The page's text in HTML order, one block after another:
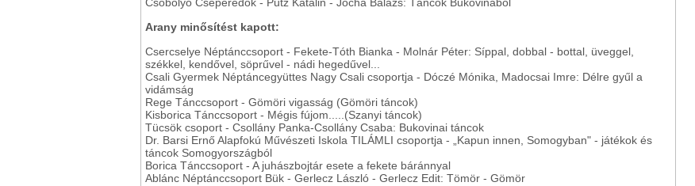
Csobolyó Cseperedők - Putz Katalin - Jocha Balázs: Táncok Bukovinából
Arany minősítést kapott:
Csercselye Néptánccsoport - Fekete-Tóth Bianka - Molnár Péter: Síppal, dobbal - bottal, üveggel,
székkel, kendővel, söprűvel - nádi hegedűvel...
Csali Gyermek Néptáncegyüttes Nagy Csali csoportja - Dóczé Mónika, Madocsai Imre: Délre gyűl a
vidámság
Rege Tánccsoport - Gömöri vigasság (Gömöri táncok)
Kisborica Tánccsoport - Mégis fújom.....(Szanyi táncok)
Tücsök csoport - Csollány Panka-Csollány Csaba: Bukovinai táncok
Dr. Barsi Ernő Alapfokú Művészeti Iskola TILÁMLI csoportja - „Kapun innen, Somogyban" - játékok és
táncok Somogyországból
Borica Tánccsoport - A juhászbojtár esete a fekete báránnyal
Ablánc Néptánccsoport Bük - Gerlecz László - Gerlecz Edit: Tömör - Gömör